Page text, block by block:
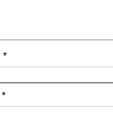
*
*